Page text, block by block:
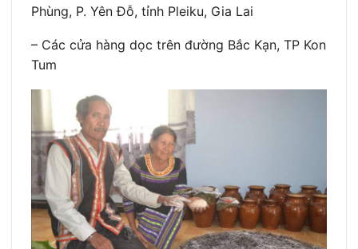
Phùng, P. Yên Đỗ, tỉnh Pleiku, Gia Lai
– Các cửa hàng dọc trên đường Bắc Kạn, TP Kon
Tum